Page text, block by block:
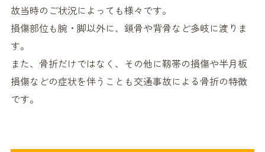
故当時のご状況によっても様々です。
損傷部位も腕・脚以外に、鎖骨や背骨など多岐に渡りま
す。
また、骨折だけではなく、その他に靱帯の損傷や半月板
損傷などの症状を伴うことも交通事故による骨折の特徴
です。